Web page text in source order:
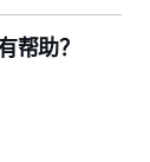
帮助？